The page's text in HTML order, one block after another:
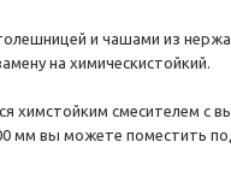
и чашами из
на химическистойкий.
смесителем с
мм вы можете поместить